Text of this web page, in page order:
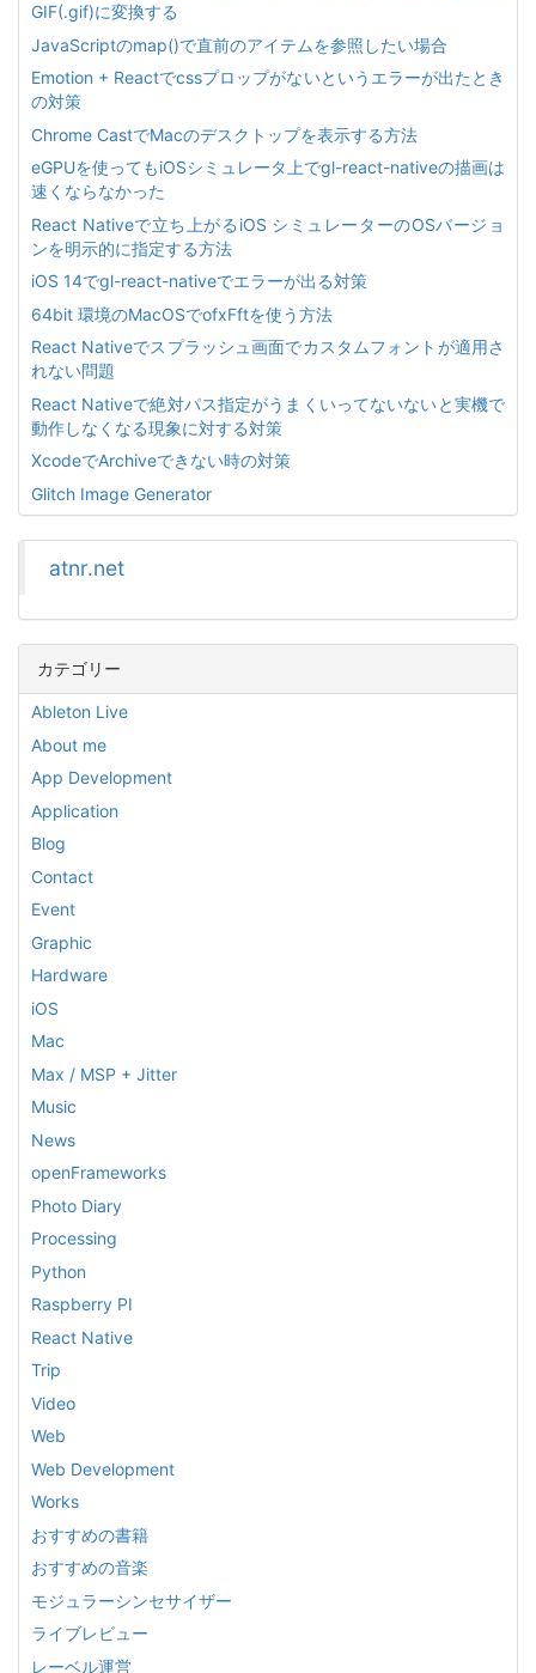
GIF(.gif)に変換する
JavaScriptのmap()で直前のアイテムを参照したい場合
Emotion + Reactでcssプロップがないというエラーが出たとき
の対策
Chrome CastでMacのデスクトップを表示する方法
eGPUを使ってもiOSシミュレータ上でgl-react-nativeの描画は
速くならなかった
React Nativeで立ち上がるiOS シミュレーターのOSバージョ
ンを明示的に指定する方法
iOS 14でgl-react-nativeでエラーが出る対策
64bit 環境のMacOSでofxFftを使う方法
React Nativeでスプラッシュ画面でカスタムフォントが適用さ
れない問題
React Nativeで絶対パス指定がうまくいってないないと実機で
動作しなくなる現象に対する対策
XcodeでArchiveできない時の対策
Glitch Image Generator
atnr.net
カテゴリー
Ableton Live
About me
App Development
Application
Blog
Contact
Event
Graphic
Hardware
iOS
Mac
Max / MSP + Jitter
Music
News
openFrameworks
Photo Diary
Processing
Python
Raspberry PI
React Native
Trip
Video
Web
Web Development
Works
おすすめの書籍
おすすめの音楽
モジュラーシンセサイザー
ライブレビュー
レーベル運営